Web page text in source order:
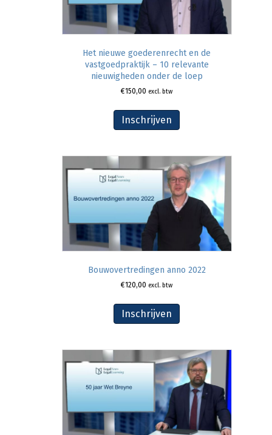
Het nieuwe goederenrecht en de
vastgoedpraktijk – 10 relevante
nieuwigheden onder de loep
€150,00 excl. btw
Inschrijven
Bouwovertredingen anno 2022
€120,00 excl. btw
Inschrijven